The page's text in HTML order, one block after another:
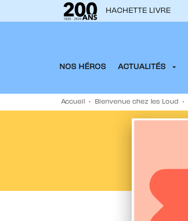
MENU
HACHETTE LIVRE
NOS HÉROS ACTUALITÉS arrow_drop_down
Accueil • Bienvenue chez les Loud •